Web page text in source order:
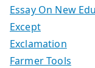
Essay On New
Except
Exclamation
Farmer Tools